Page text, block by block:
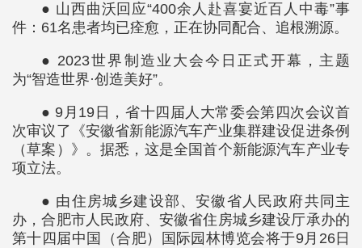
● 山西曲沃回应“400余人赴喜宴近百人中毒”事
件：61名患者均已痊愈，正在协同配合、追根溯源。
● 2023世界制造业大会今日正式开幕，主题
为“智造世界·创造美好”。
● 9月19日，省十四届人大常委会第四次会议首
次审议了《安徽省新能源汽车产业集群建设促进条例
（草案）》。据悉，这是全国首个新能源汽车产业专
项立法。
● 由住房城乡建设部、安徽省人民政府共同主
办，合肥市人民政府、安徽省住房城乡建设厅承办的
第十四届中国（合肥）国际园林博览会将于9月26日